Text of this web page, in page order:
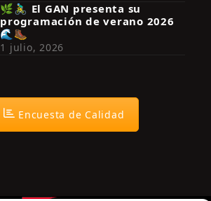
🌿🚴‍♂️ El GAN presenta su
programación de verano 2026
🌊🥾
1 julio, 2026
Encuesta de Calidad